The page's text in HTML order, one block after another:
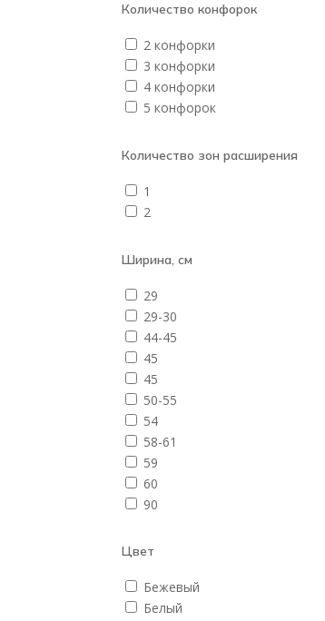
Количество конфорок
2 конфорки
3 конфорки
4 конфорки
5 конфорок
Количество зон расширения
1
2
Ширина, см
29
29-30
44-45
45
45
50-55
54
58-61
59
60
90
Цвет
Бежевый
Белый